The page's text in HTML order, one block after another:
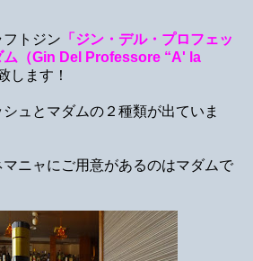
トジン 「ジン・デル・プロフェッ
ム（Gin Del Professore “A' la
します！
ュとマダムの２種類が出ていま
ニャにご用意があるのはマダムで